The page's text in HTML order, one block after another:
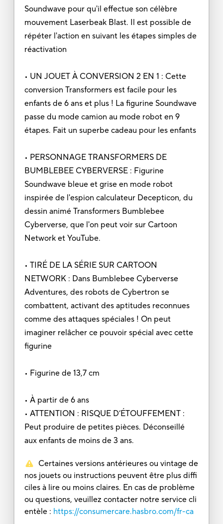
Soundwave pour qu'il effectue son célèbre
mouvement Laserbeak Blast. Il est possible de
répéter l'action en suivant les étapes simples de
réactivation
• UN JOUET À CONVERSION 2 EN 1 : Cette
conversion Transformers est facile pour les
enfants de 6 ans et plus ! La figurine Soundwave
passe du mode camion au mode robot en 9
étapes. Fait un superbe cadeau pour les enfants
• PERSONNAGE TRANSFORMERS DE
BUMBLEBEE CYBERVERSE : Figurine
Soundwave bleue et grise en mode robot
inspirée de l'espion calculateur Decepticon, du
dessin animé Transformers Bumblebee
Cyberverse, que l'on peut voir sur Cartoon
Network et YouTube.
• TIRÉ DE LA SÉRIE SUR CARTOON
NETWORK : Dans Bumblebee Cyberverse
Adventures, des robots de Cybertron se
combattent, activant des aptitudes reconnues
comme des attaques spéciales ! On peut
imaginer relâcher ce pouvoir spécial avec cette
figurine
• Figurine de 13,7 cm
• À partir de 6 ans
• ATTENTION : RISQUE D’ÉTOUFFEMENT :
Peut produire de petites pièces. Déconseillé
aux enfants de moins de 3 ans.
Certaines versions antérieures ou vintage de
nos jouets ou instructions peuvent être plus diffi
ciles à lire ou moins claires. En cas de problème
ou questions, veuillez contacter notre service cli
entèle : https://consumercare.hasbro.com/fr-ca